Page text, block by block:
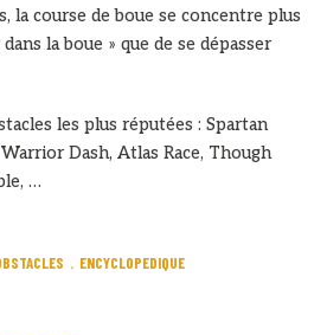
la course de boue se concentre plus
la boue » que de se dépasser
les plus réputées : Spartan
Dash, Atlas Race, Though
…
ENCYCLOPEDIQUE